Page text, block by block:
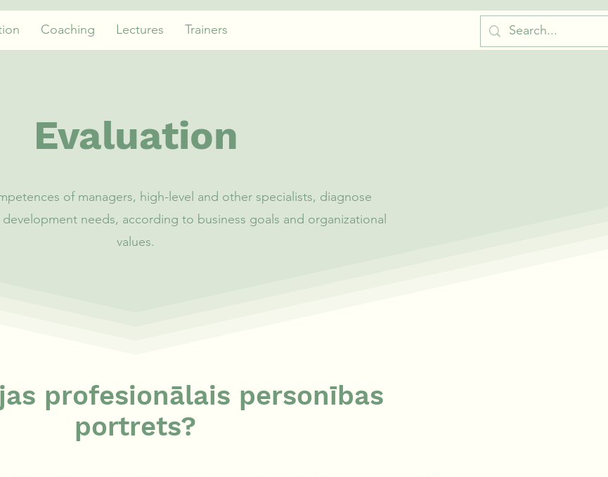
Coaching Lectures Trainers
Evaluation
of managers, high-level and other specialists, diagnose
needs, according to business goals and organizational
values.
profesionālais personības
portrets?